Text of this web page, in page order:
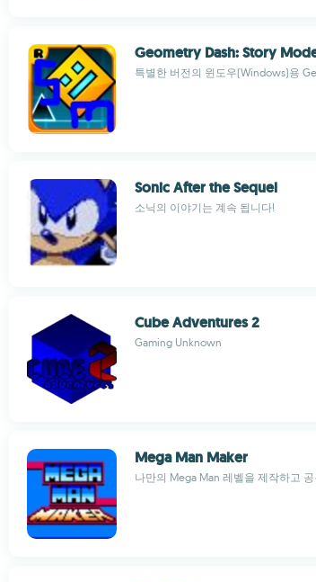
Geometry Dash: Story
특별한 버전의 윈도우(Windows)용
Sonic After the Sequel
소닉의 이야기는 계속 됩니다!
Cube Adventures 2
Gaming Unknown
Mega Man Maker
나만의 Mega Man 레벨을 제작하고